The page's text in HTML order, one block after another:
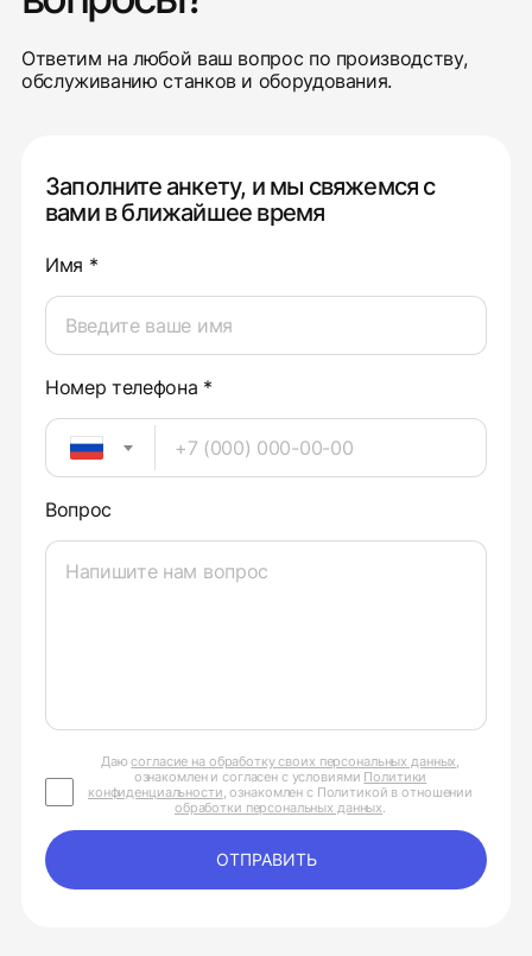
Ответим на любой ваш вопрос по производству,
обслуживанию станков и оборудования.
Заполните анкету, и мы свяжемся с
вами в ближайшее время
Имя *
Номер телефона *
Вопрос
Даюсогласие на обработку своих персональных данных,
ознакомлен и согласен с условиями Политики
конфиденциальности, ознакомлен с Политикой в отношении
обработки персональных данных.
ОТПРАВИТЬ